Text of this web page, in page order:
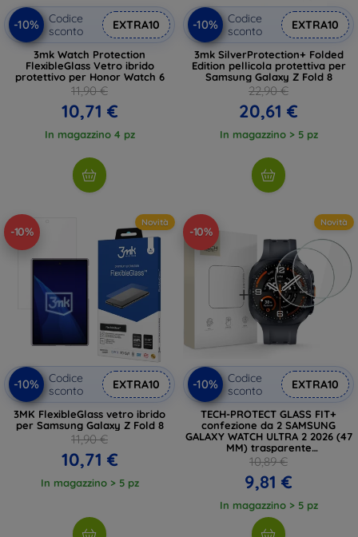
-10%
Codice
sconto
EXTRA10
3mk Watch Protection
FlexibleGlass Vetro ibrido
protettivo per Honor Watch 6
11,90 €
10,71 €
In magazzino 4 pz
-10%
Codice
sconto
EXTRA10
3mk SilverProtection+ Folded
Edition pellicola protettiva per
Samsung Galaxy Z Fold 8
22,90 €
20,61 €
In magazzino > 5 pz
-10%
Novità
-10%
Codice
sconto
EXTRA10
3MK FlexibleGlass vetro ibrido
per Samsung Galaxy Z Fold 8
11,90 €
10,71 €
In magazzino > 5 pz
-10%
Novità
-10%
Codice
sconto
EXTRA10
TECH-PROTECT GLASS FIT+
confezione da 2 SAMSUNG
GALAXY WATCH ULTRA 2 2026 (47
MM) trasparente
(5906302324668)
10,89 €
9,81 €
In magazzino > 5 pz